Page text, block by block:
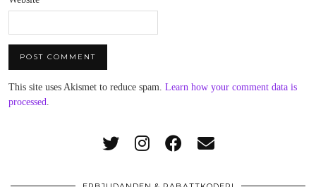
This site uses Akismet to reduce spam. Learn how your comment data is
processed.